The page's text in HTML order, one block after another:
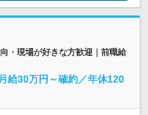
・現場が好きな方歓迎｜前職給
給30万円～確約／年休120